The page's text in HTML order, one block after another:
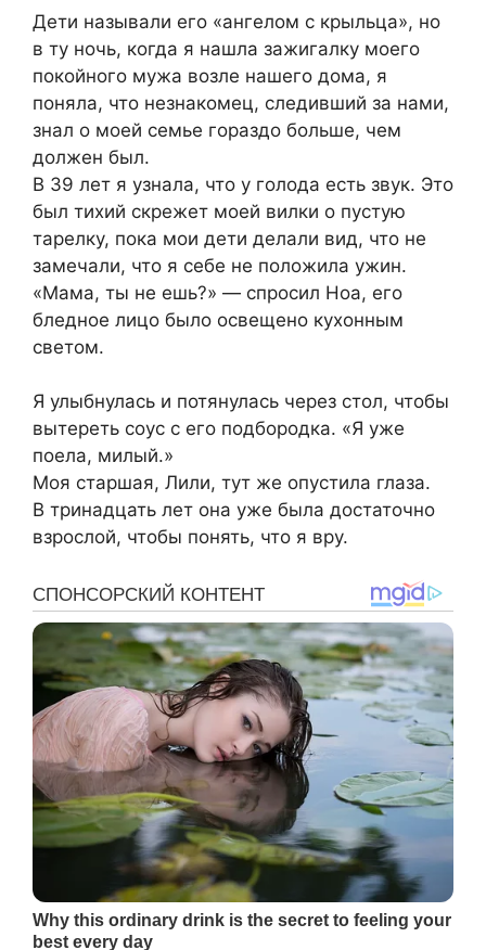
Дети называли его «ангелом с крыльца», но
в ту ночь, когда я нашла зажигалку моего
покойного мужа возле нашего дома, я
поняла, что незнакомец, следивший за нами,
знал о моей семье гораздо больше, чем
должен был.
В 39 лет я узнала, что у голода есть звук. Это
был тихий скрежет моей вилки о пустую
тарелку, пока мои дети делали вид, что не
замечали, что я себе не положила ужин.
«Мама, ты не ешь?» — спросил Ноа, его
бледное лицо было освещено кухонным
светом.
Я улыбнулась и потянулась через стол, чтобы
вытереть соус с его подбородка. «Я уже
поела, милый.»
Моя старшая, Лили, тут же опустила глаза.
В тринадцать лет она уже была достаточно
взрослой, чтобы понять, что я вру.